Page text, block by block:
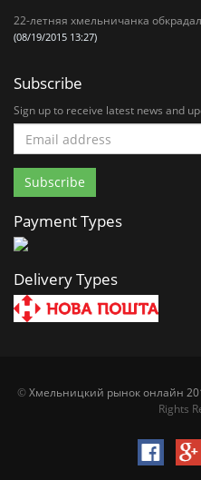
22-летняя хмельничанка
(08/19/2015 13:27)
Subscribe
Sign up to receive latest news and
Payment Types
Delivery Types
©Хмельницкий рынок онлайн
Rights